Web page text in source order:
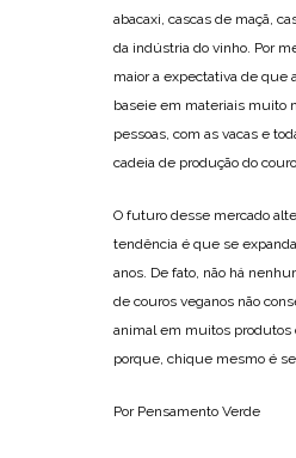
abacaxi, cascas de maçã,
da indústria do vinho. Por
maior a expectativa de que
baseie em materiais muito
pessoas, com as vacas e
cadeia de produção do
O futuro desse mercado
tendência é que se
anos. De fato, não há
de couros veganos não
animal em muitos produtos
porque, chique mesmo é
Por Pensamento Verde